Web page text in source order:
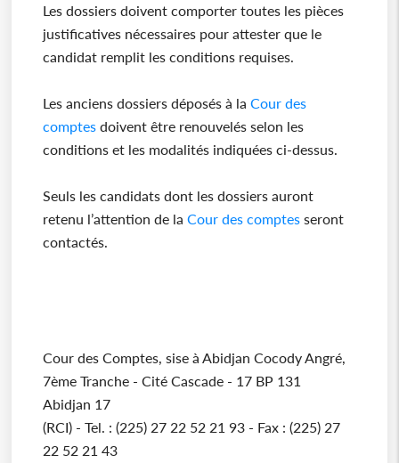
Les dossiers doivent comporter toutes les pièces
justificatives nécessaires pour attester que le
candidat remplit les conditions requises.
Les anciens dossiers déposés à la Cour des
comptesdoivent être renouvelés selon les
conditions et les modalités indiquées ci-dessus.
Seuls les candidats dont les dossiers auront
retenu l’attention de la Cour des comptesseront
contactés.
Cour des Comptes, sise à Abidjan Cocody Angré,
7ème Tranche - Cité Cascade - 17 BP 131
Abidjan 17
(RCI) - Tel. : (225) 27 22 52 21 93 - Fax : (225) 27
22 52 21 43